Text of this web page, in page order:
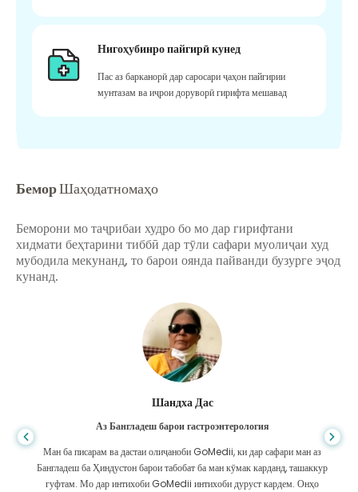
Нигоҳубинро пайгирӣ кунед
Пас аз барканорӣ дар саросари ҷаҳон пайгирии
мунтазам ва иҷрои доруворӣ гирифта мешавад
БеморШаҳодатномаҳо
Беморони мо таҷрибаи худро бо мо дар гирифтани
хидмати беҳтарини тиббӣ дар тӯли сафари муолиҷаи худ
мубодила мекунанд, то барои оянда пайванди бузурге эҷод
кунанд.
Шандха Дас
Аз Бангладеш барои гастроэнтерология
Ман ба писарам ва дастаи олиҷаноби GoMedii, ки дар сафари ман аз
Бангладеш ба Ҳиндустон барои табобат ба ман кӯмак карданд, ташаккур
гуфтам. Мо дар интихоби GoMedii интихоби дуруст кардем. Онҳо